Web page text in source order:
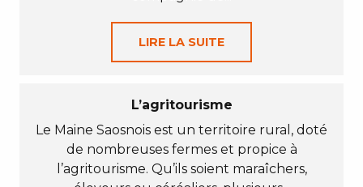
LIRE LA SUITE
L’agritourisme
Le Maine Saosnois est un territoire rural, doté
de nombreuses fermes et propice à
l’agritourisme. Qu’ils soient maraîchers,